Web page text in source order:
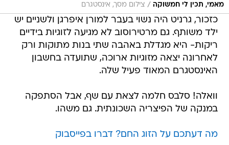
מאמי, תכין לי חמשוקה / צילום מסך, אינסטגרם
כזכור, גרניט היה נשוי בעבר למורן איפרגן ולשניים יש
ילד משותף. גם מרטירוסוב לא מגיעה לזוגיות בידיים
ריקות- היא מגדלת באהבה שתי בנות מתוקות ורק
לאחרונה יצאה מזוגיות ארוכה, שתועדה בחשבון
האינסטגרם המאוד פעיל שלה.
וואלה! סלבס חלמה לצאת עם שף, אבל הסתפקה
במנקה של הפיצריה השכונתית. גם משהו.
מה דעתכם על הזוג החם? דברו בפייסבוק